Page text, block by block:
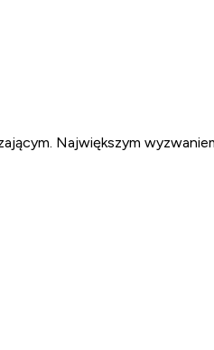
Największym